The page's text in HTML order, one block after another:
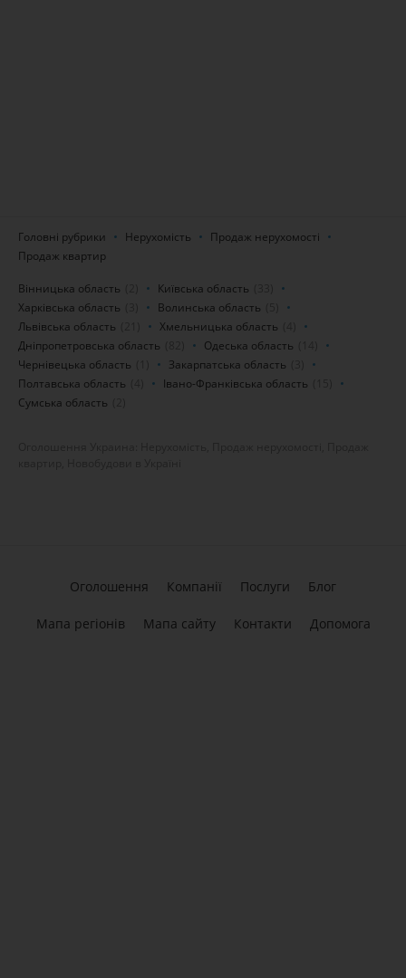
Головні рубрики Нерухомість
Продаж нерухомості
Продаж квартир
Вінницька область Київська область
Харківська область
Волинська область
Львівська область
Хмельницька область
Дніпропетровська область
Одеська область
Чернівецька область
Закарпатська область
Полтавська область
Івано-Франківська область
Сумська область
Оголошення Компанії Послуги Блог
Мапа регіонів Мапа сайту Контакти Допомога